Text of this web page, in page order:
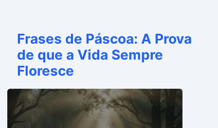
Frases de Páscoa: A Prova
de que a Vida Sempre
Floresce